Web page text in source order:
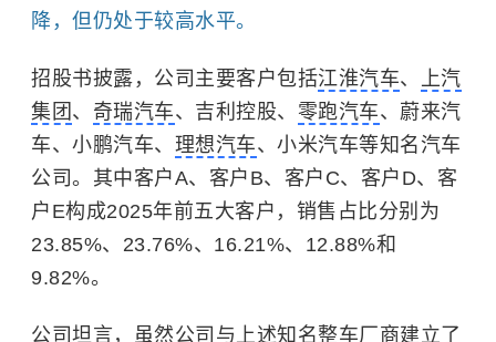
降，但仍处于较高水平。
招股书披露，公司主要客户包括江淮汽车、 上汽
集团 、 奇瑞汽车、吉利控股、 零跑汽车、蔚来汽
车、小鹏汽车、 理想汽车、小米汽车等知名汽车
公司。其中客户A、客户B、客户C、客户D、客
户E构成2025年前五大客户，销售占比分别为
23.85%、23.76%、16.21%、12.88%和
9.82%。
公司坦言，虽然公司与上述知名整车厂商建立了